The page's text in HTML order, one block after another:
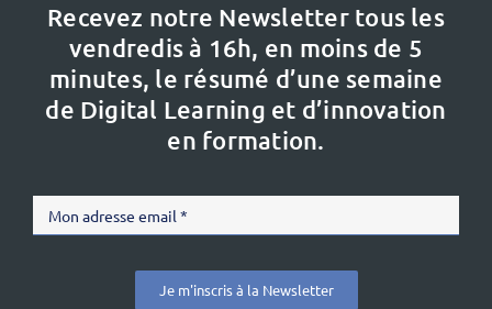
Recevez notre Newsletter tous les
vendredis à 16h, en moins de 5
minutes, le résumé d’une semaine
de Digital Learning et d’innovation
en formation.
Je m'inscris à la Newsletter